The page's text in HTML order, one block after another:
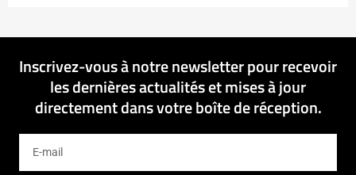
Inscrivez-vous à notre newsletter pour recevoir
les dernières actualités et mises à jour
directement dans votre boîte de réception.